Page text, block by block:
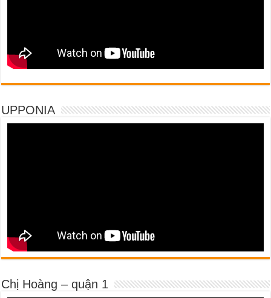
UPPONIA
Chị Hoàng – quận 1